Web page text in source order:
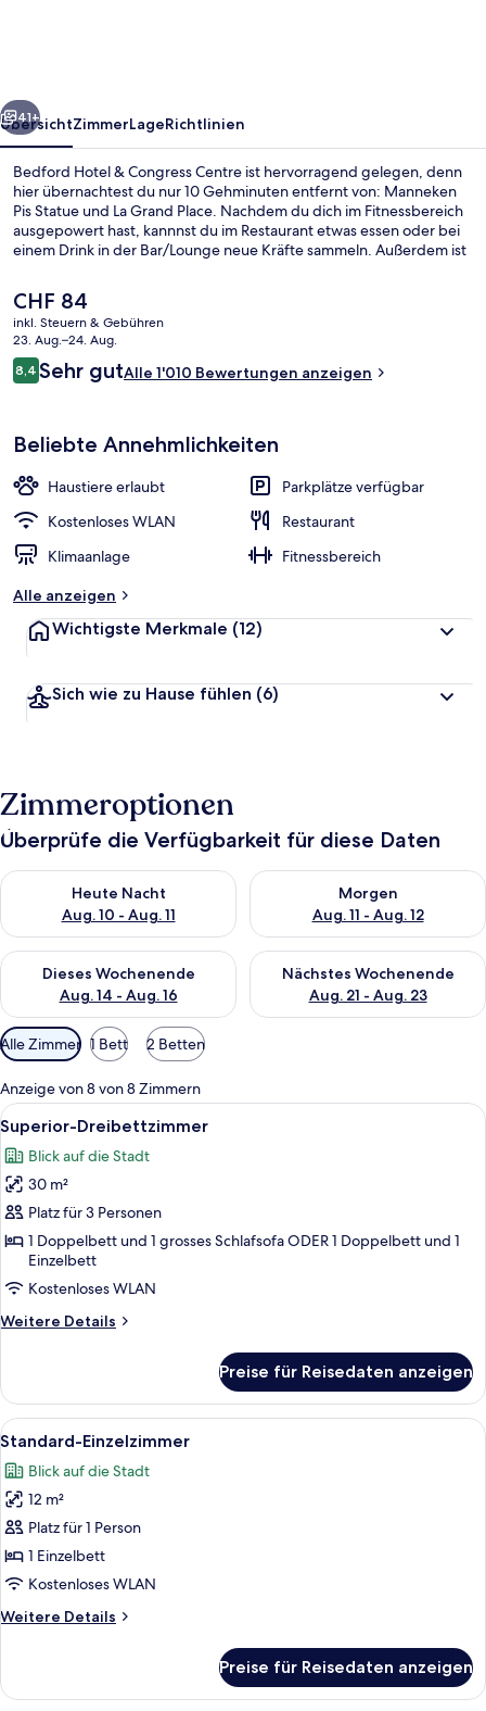
Weiter
41+
ÜbersichtZimmerLageRichtlinien
Bedford Hotel & Congress Centre ist hervorragend gelegen, denn
hier übernachtest du nur 10 Gehminuten entfernt von: Manneken
Pis Statue und La Grand Place. Nachdem du dich im Fitnessbereich
ausgepowert hast, kannnst du im Restaurant etwas essen oder bei
einem Drink in der Bar/Lounge neue Kräfte sammeln. Außerdem ist
Weihnachtsmarkt und Avenue Louise. Andere Reisende lieben das
hilfsbereite Personal und die Bar. Die öffentlichen Verkehrsmittel
sind nur einen kurzen Fußmarsch entfernt: Zur
Straßenbahnhaltestelle Anneessens sind es 4 Minuten und zur
Station Bourse-Beurs 6 Minuten.
Der
aktuelle
Preis
beträgt
CHF 84.
CHF 84
inkl. Steuern & Gebühren
23. Aug.–24. Aug.
Bewertungen
8,48,4 von 10.
Sehr gutAlle 1'010 Bewertungen anzeigen
Beliebte Annehmlichkeiten
Haustiere erlaubt
Parkplätze verfügbar
Kostenloses WLAN
Restaurant
Klimaanlage
Fitnessbereich
Alle anzeigen
Wichtigste Merkmale (12)
Sich wie zu Hause fühlen (6)
Zimmeroptionen
Überprüfe die Verfügbarkeit für diese Daten
Heute Nacht
Aug. 10 - Aug. 11
Überprüfe die Verfügbarkeit für heute Nacht, Aug. 10 - Aug.
Morgen
Aug. 11 - Aug. 12
Überprüfe die Verfügbarkeit
Dieses Wochenende
Aug. 14 - Aug. 16
Überprüfe die Verfügbarkeit für dieses Wochenende, Aug. 14
Nächstes Wochenende
Aug. 21 - Aug. 23
Überprüfe die Verfügbarkeit
Verfügbare
Filter
für
Zimmer
Alle Zimmer 1 Bett 2 Betten
Anzeige von 8 von 8 Zimmern
Alle
Fotos
für
Superior-
Dreibettzimmer
anzeigen
Ein Hotelzimmer mit einem Bett,
7
Superior-Dreibettzimmer
Blick auf die Stadt
30 m²
Platz für 3 Personen
1 Doppelbett und 1 grosses Schlafsofa ODER 1 Doppelbett und 1
Einzelbett
Kostenloses WLAN
Weitere Details
Weitere
Dreibettzimmer
Preise für Reisedaten anzeigen
Alle
Fotos
für
Standard-
Einzelzimmer
anzeigen
Ein Hotelzimmer mit Bett,
7
Standard-Einzelzimmer
Blick auf die Stadt
12 m²
Platz für 1 Person
1 Einzelbett
Kostenloses WLAN
Weitere Details
Weitere
Einzelzimmer
Preise für Reisedaten anzeigen